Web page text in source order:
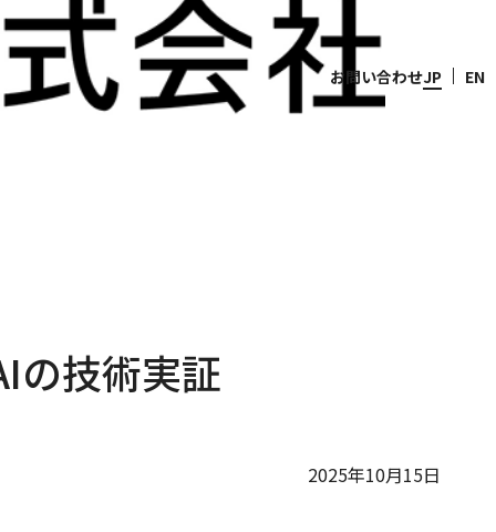
お問い合わせJP EN
の技術実証
2025年10月15日